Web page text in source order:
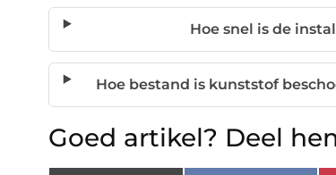
Hoe snel is de
Hoe bestand is kunststof
Goed artikel? Deel